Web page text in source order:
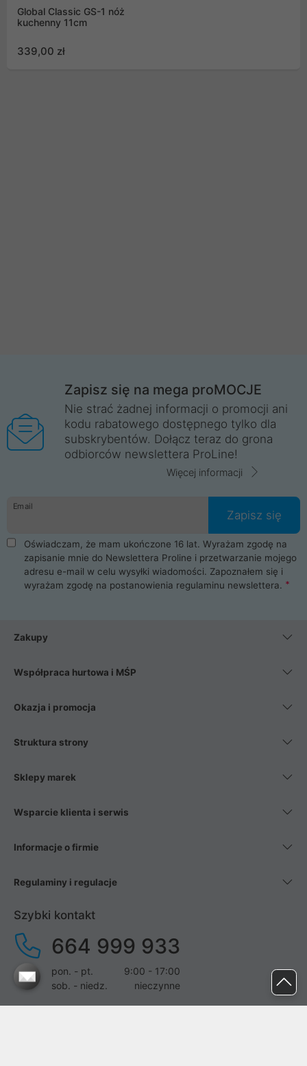
Global Classic GS-1 nóż
kuchenny 11cm
339,00 zł
Zapisz się na mega proMOCJE
Nie strać żadnej informacji o promocji ani
kodu rabatowego dostępnego tylko dla
subskrybentów. Dołącz teraz do grona
odbiorców newslettera ProLine!
Więcej informacji
Email
Zapisz się
Oświadczam, że mam ukończone 16 lat. Wyrażam zgodę na
zapisanie mnie do Newslettera Proline i przetwarzanie mojego
adresu e-mail w celu wysyłki wiadomości. Zapoznałem się i
wyrażam zgodę na postanowienia regulaminu newslettera.
Zakupy
Współpraca hurtowa i MŚP
Okazja i promocja
Struktura strony
Sklepy marek
Wsparcie klienta i serwis
Informacje o firmie
Regulaminy i regulacje
Szybki kontakt
664 999 933
pon. - pt.
9:00 - 17:00
sob. - niedz.
nieczynne